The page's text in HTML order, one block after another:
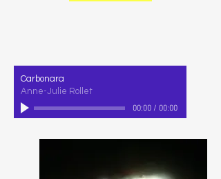
Carbonara
Anne-Julie Rollet
00:00/ 00:00